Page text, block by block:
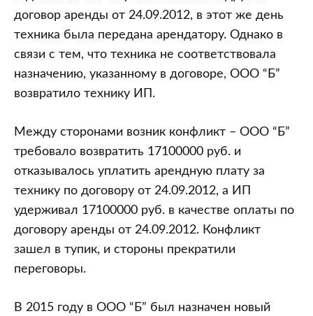
договор аренды от 24.09.2012, в этот же день
техника была передана арендатору. Однако в
связи с тем, что техника не соответствовала
назначению, указанному в договоре, ООО “Б”
возвратило технику ИП.
Между сторонами возник конфликт – ООО “Б”
требовало возвратить 17100000 руб. и
отказывалось уплатить арендную плату за
технику по договору от 24.09.2012, а ИП
удерживал 17100000 руб. в качестве оплаты по
договору аренды от 24.09.2012. Конфликт
зашел в тупик, и стороны прекратили
переговоры.
В 2015 году в ООО “Б” был назначен новый